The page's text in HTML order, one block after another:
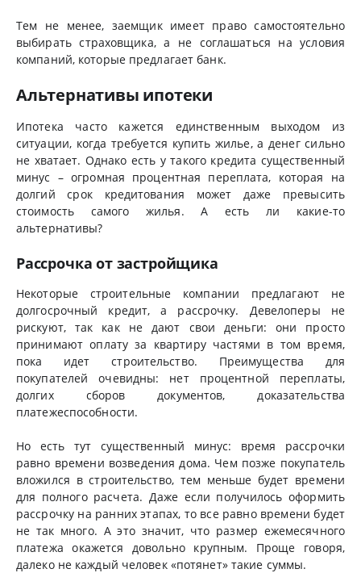
Тем не менее, заемщик имеет право самостоятельно
выбирать страховщика, а не соглашаться на условия
компаний, которые предлагает банк.
Альтернативы ипотеки
Ипотека часто кажется единственным выходом из
ситуации, когда требуется купить жилье, а денег сильно
не хватает. Однако есть у такого кредита существенный
минус – огромная процентная переплата, которая на
долгий срок кредитования может даже превысить
стоимость самого жилья. А есть ли какие-то
альтернативы?
Рассрочка от застройщика
Некоторые строительные компании предлагают не
долгосрочный кредит, а рассрочку. Девелоперы не
рискуют, так как не дают свои деньги: они просто
принимают оплату за квартиру частями в том время,
пока идет строительство. Преимущества для
покупателей очевидны: нет процентной переплаты,
долгих сборов документов, доказательства
платежеспособности.
Но есть тут существенный минус: время рассрочки
равно времени возведения дома. Чем позже покупатель
вложился в строительство, тем меньше будет времени
для полного расчета. Даже если получилось оформить
рассрочку на ранних этапах, то все равно времени будет
не так много. А это значит, что размер ежемесячного
платежа окажется довольно крупным. Проще говоря,
далеко не каждый человек «потянет» такие суммы.